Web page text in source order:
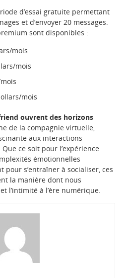
d’essai gratuite permettant
et d’envoyer 20 messages.
sont disponibles :
mois
mois
mois
ouvrent des horizons
de la compagnie virtuelle,
aux interactions
ce soit pour l’expérience
émotionnelles
s’entraîner à socialiser, ces
la manière dont nous
l’intimité à l’ère numérique.